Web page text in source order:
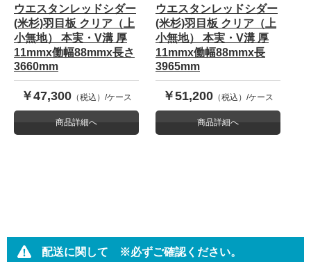
ウエスタンレッドシダー
(米杉)羽目板 クリア（上
小無地） 本実・V溝 厚
11mmx働幅88mmx長さ
3660mm
￥47,300 （税込）/ケース
商品詳細へ
ウエスタンレッドシダー
(米杉)羽目板 クリア（上
小無地） 本実・V溝 厚
11mmx働幅88mmx長
3965mm
￥51,200 （税込）/ケース
商品詳細へ
配送に関して ※必ずご確認ください。